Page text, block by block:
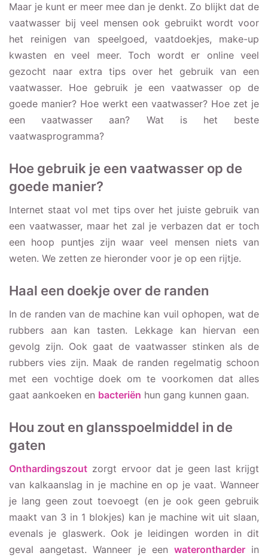
Maar je kunt er meer mee dan je denkt. Zo blijkt dat de
vaatwasser bij veel mensen ook gebruikt wordt voor
het reinigen van speelgoed, vaatdoekjes, make-up
kwasten en veel meer. Toch wordt er online veel
gezocht naar extra tips over het gebruik van een
vaatwasser. Hoe gebruik je een vaatwasser op de
goede manier? Hoe werkt een vaatwasser? Hoe zet je
een vaatwasser aan? Wat is het beste
vaatwasprogramma?
Hoe gebruik je een vaatwasser op de
goede manier?
Internet staat vol met tips over het juiste gebruik van
een vaatwasser, maar het zal je verbazen dat er toch
een hoop puntjes zijn waar veel mensen niets van
weten. We zetten ze hieronder voor je op een rijtje.
Haal een doekje over de randen
In de randen van de machine kan vuil ophopen, wat de
rubbers aan kan tasten. Lekkage kan hiervan een
gevolg zijn. Ook gaat de vaatwasser stinken als de
rubbers vies zijn. Maak de randen regelmatig schoon
met een vochtige doek om te voorkomen dat alles
gaat aankoeken en bacteriën hun gang kunnen gaan.
Hou zout en glansspoelmiddel in de
gaten
Onthardingszout zorgt ervoor dat je geen last krijgt
van kalkaanslag in je machine en op je vaat. Wanneer
je lang geen zout toevoegt (en je ook geen gebruik
maakt van 3 in 1 blokjes) kan je machine wit uit slaan,
evenals je glaswerk. Ook je leidingen worden in dit
geval aangetast. Wanneer je een waterontharderin